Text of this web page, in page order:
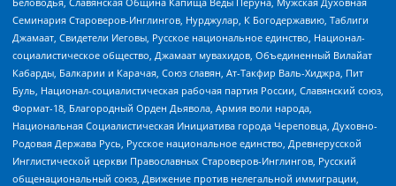
Семинария Староверов-Инглингов, Нурджулар, К Богодержавию, Таблиги
Джамаат, Свидетели Иеговы, Русское национальное единство, Национал-
социалистическое общество, Джамаат мувахидов, Объединенный Вилайат
Кабарды, Балкарии и Карачая, Союз славян, Ат-Такфир Валь-Хиджра, Пит
Буль, Национал-социалистическая рабочая партия России, Славянский союз,
Формат-18, Благородный Орден Дьявола, Армия воли народа,
Национальная Социалистическая Инициатива города Череповца, Духовно-
Родовая Держава Русь, Русское национальное единство, Древнерусской
Инглистической церкви Православных Староверов-Инглингов, Русский
общенациональный союз, Движение против нелегальной иммиграции,